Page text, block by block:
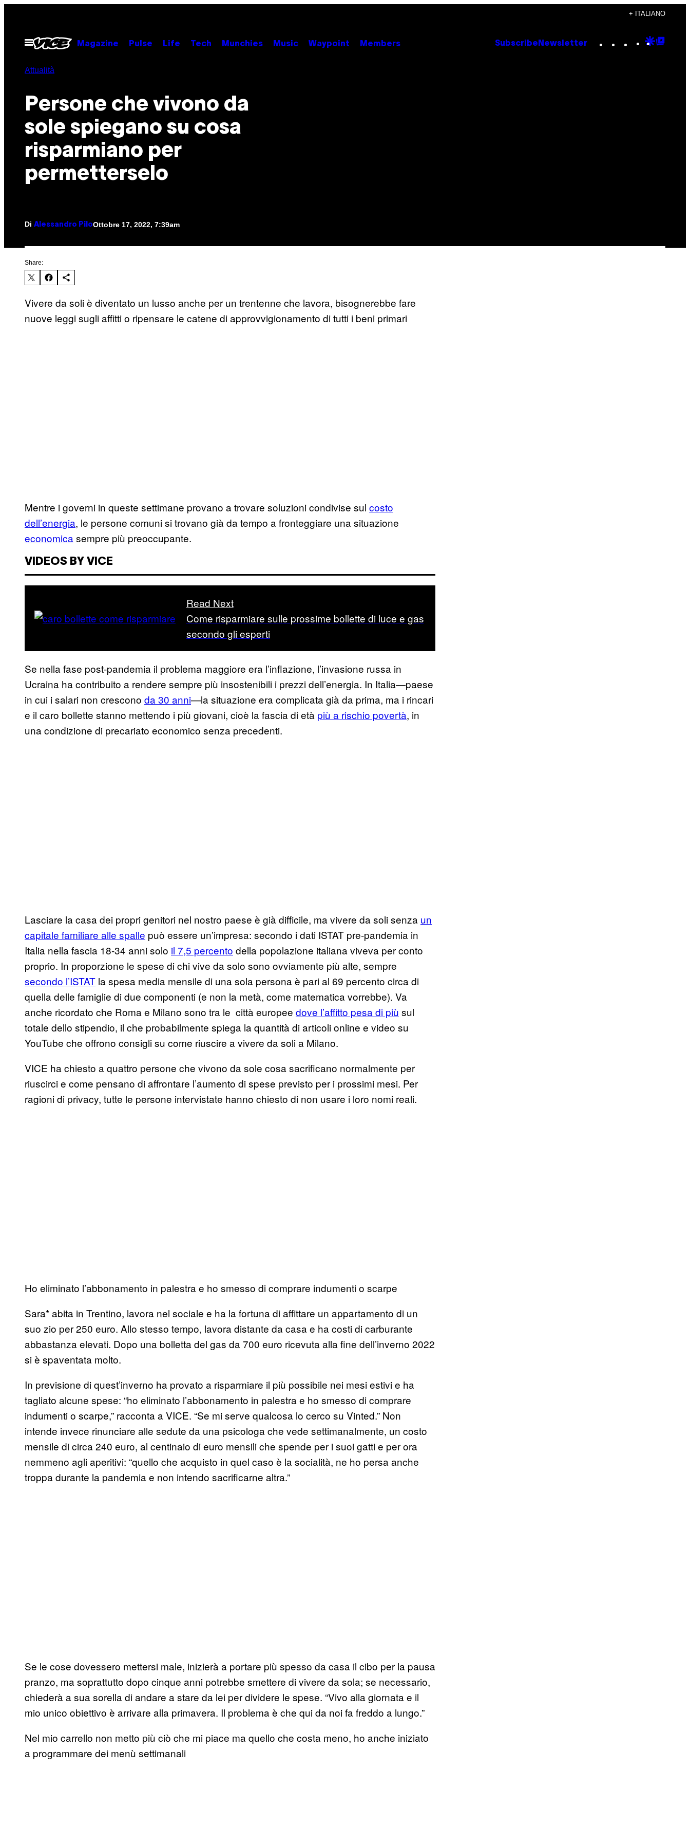
contenuto
+ ITALIANO
Apri
Magazine Pulse Life Tech Munchies Music Waypoint Members Subscribe Newsletter Instagram
TikTok
YouTube
Google
Attualità
Persone che vivono da
sole spiegano su cosa
risparmiano per
permetterselo
Di Alessandro PiloOttobre 17, 2022, 7:39am
Share:
Vivere da soli è diventato un lusso anche per un trentenne che lavora, bisognerebbe fare
nuove leggi sugli affitti o ripensare le catene di approvvigionamento di tutti i beni primari
Mentre i governi in queste settimane provano a trovare soluzioni condivise sul costo
dell’energia, le persone comuni si trovano già da tempo a fronteggiare una situazione
economica sempre più preoccupante.
VIDEOS BY VICE
Read Next
Come risparmiare sulle prossime bollette di luce e gas
secondo gli esperti
Se nella fase post-pandemia il problema maggiore era l’inflazione, l’invasione russa in
Ucraina ha contribuito a rendere sempre più insostenibili i prezzi dell’energia. In Italia—paese
in cui i salari non crescono da 30 anni—la situazione era complicata già da prima, ma i rincari
e il caro bollette stanno mettendo i più giovani, cioè la fascia di età più a rischio povertà, in
una condizione di precariato economico senza precedenti.
Lasciare la casa dei propri genitori nel nostro paese è già difficile, ma vivere da soli senza un
capitale familiare alle spalle può essere un’impresa: secondo i dati ISTAT pre-pandemia in
Italia nella fascia 18-34 anni solo il 7,5 percento della popolazione italiana viveva per conto
proprio. In proporzione le spese di chi vive da solo sono ovviamente più alte, sempre
secondo l’ISTAT la spesa media mensile di una sola persona è pari al 69 percento circa di
quella delle famiglie di due componenti (e non la metà, come matematica vorrebbe). Va
anche ricordato che Roma e Milano sono tra le città europee dove l’affitto pesa di più sul
totale dello stipendio, il che probabilmente spiega la quantità di articoli online e video su
YouTube che offrono consigli su come riuscire a vivere da soli a Milano.
VICE ha chiesto a quattro persone che vivono da sole cosa sacrificano normalmente per
riuscirci e come pensano di affrontare l’aumento di spese previsto per i prossimi mesi. Per
ragioni di privacy, tutte le persone intervistate hanno chiesto di non usare i loro nomi reali.
Ho eliminato l’abbonamento in palestra e ho smesso di comprare indumenti o scarpe
Sara* abita in Trentino, lavora nel sociale e ha la fortuna di affittare un appartamento di un
suo zio per 250 euro. Allo stesso tempo, lavora distante da casa e ha costi di carburante
abbastanza elevati. Dopo una bolletta del gas da 700 euro ricevuta alla fine dell’inverno 2022
si è spaventata molto.
In previsione di quest’inverno ha provato a risparmiare il più possibile nei mesi estivi e ha
tagliato alcune spese: “ho eliminato l’abbonamento in palestra e ho smesso di comprare
indumenti o scarpe,” racconta a VICE. “Se mi serve qualcosa lo cerco su Vinted.” Non
intende invece rinunciare alle sedute da una psicologa che vede settimanalmente, un costo
mensile di circa 240 euro, al centinaio di euro mensili che spende per i suoi gatti e per ora
nemmeno agli aperitivi: “quello che acquisto in quel caso è la socialità, ne ho persa anche
troppa durante la pandemia e non intendo sacrificarne altra.”
Se le cose dovessero mettersi male, inizierà a portare più spesso da casa il cibo per la pausa
pranzo, ma soprattutto dopo cinque anni potrebbe smettere di vivere da sola; se necessario,
chiederà a sua sorella di andare a stare da lei per dividere le spese. “Vivo alla giornata e il
mio unico obiettivo è arrivare alla primavera. Il problema è che qui da noi fa freddo a lungo.”
Nel mio carrello non metto più ciò che mi piace ma quello che costa meno, ho anche iniziato
a programmare dei menù settimanali